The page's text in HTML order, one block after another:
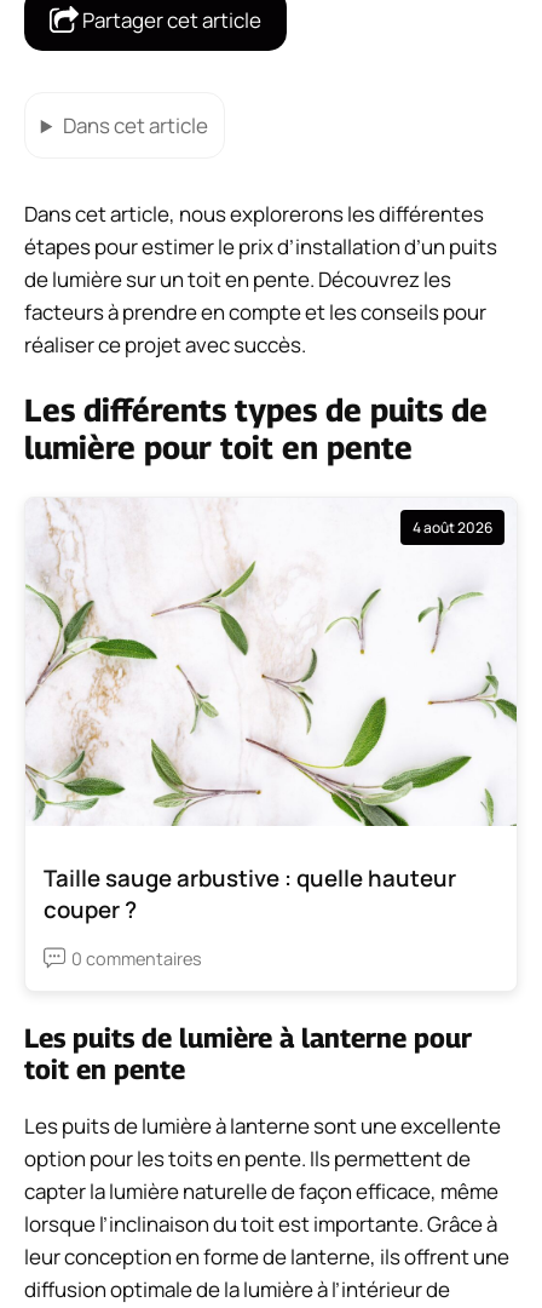
Partager cet article
Dans cet article
Dans cet article, nous explorerons les différentes
étapes pour estimer le prix d’installation d’un puits
de lumière sur un toit en pente. Découvrez les
facteurs à prendre en compte et les conseils pour
réaliser ce projet avec succès.
Les différents types de puits de
lumière pour toit en pente
4 août 2026
Taille sauge arbustive : quelle hauteur
couper ?
0 commentaires
Les puits de lumière à lanterne pour
toit en pente
Les puits de lumière à lanterne sont une excellente
option pour les toits en pente. Ils permettent de
capter la lumière naturelle de façon efficace, même
lorsque l’inclinaison du toit est importante. Grâce à
leur conception en forme de lanterne, ils offrent une
diffusion optimale de la lumière à l’intérieur de